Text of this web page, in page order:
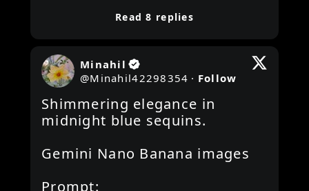
Read 8 replies
Minahil
@Minahil42298354 · Follow
Shimmering elegance in
midnight blue sequins.
Gemini Nano Banana images
Prompt: